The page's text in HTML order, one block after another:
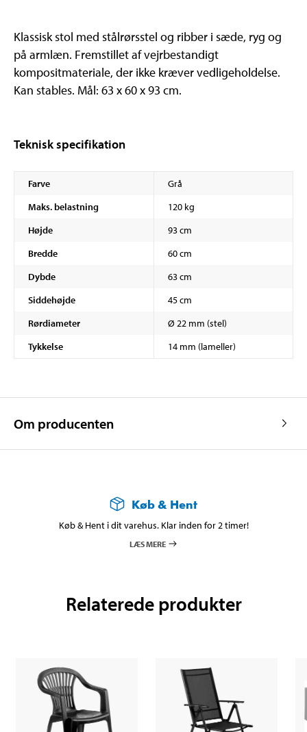
Klassisk stol med stålrørsstel og ribber i sæde, ryg og
på armlæn. Fremstillet af vejrbestandigt
kompositmateriale, der ikke kræver vedligeholdelse.
Kan stables. Mål: 63 x 60 x 93 cm.
Teknisk specifikation
Farve
Grå
Maks. belastning
120 kg
Højde
93 cm
Bredde
60 cm
Dybde
63 cm
Siddehøjde
45 cm
Rørdiameter
Ø 22 mm (stel)
Tykkelse
14 mm (lameller)
Om producenten
Køb & Hent
Køb & Hent i dit varehus. Klar inden for 2 timer!
LÆS MERE
Relaterede produkter